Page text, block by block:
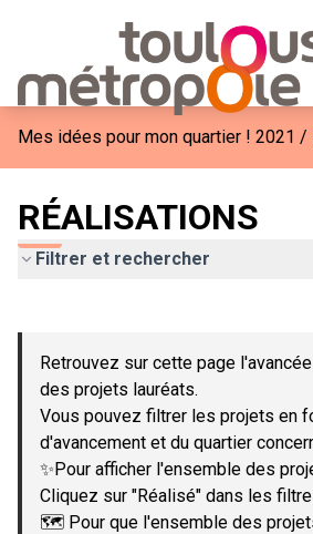
Mes idées pour mon quartier ! 2021 /
RÉALISATIONS
Filtrer et rechercher
−
Retrouvez sur cette page
des projets lauréats.
Vous pouvez filtrer les projets en
d'avancement et du quartier
✨Pour afficher l'ensemble des
Cliquez sur "Réalisé" dans les
🗺️ Pour que l'ensemble des